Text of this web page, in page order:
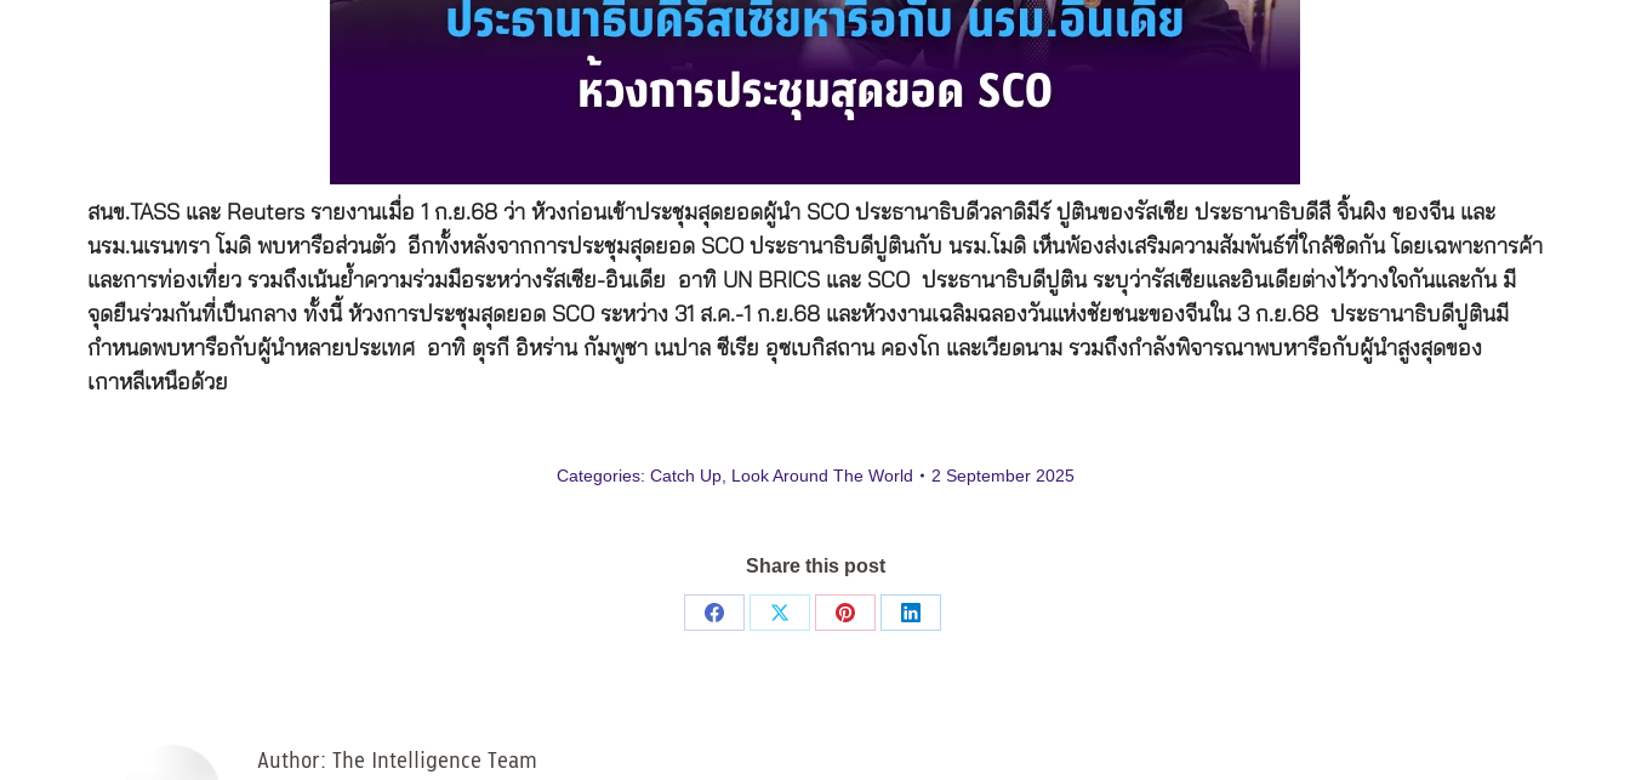
สนข.TASS และ Reuters รายงานเมื่อ 1 ก.ย.68 ว่า ห้วงก่อนเข้าประชุมสุดยอดผู้นำ SCO ประธานาธิบดีวลาดิมีร์ ปูตินของรัสเซีย ประธานาธิบดีสี จิ้นผิง ของจีน และ
นรม.นเรนทรา โมดิ พบหารือส่วนตัว อีกทั้งหลังจากการประชุมสุดยอด SCO ประธานาธิบดีปูตินกับ นรม.โมดิ เห็นพ้องส่งเสริมความสัมพันธ์ที่ใกล้ชิดกัน โดยเฉพาะการค้า
และการท่องเที่ยว รวมถึงเน้นย้ำความร่วมมือระหว่างรัสเซีย-อินเดีย อาทิ UN BRICS และ SCO ประธานาธิบดีปูติน ระบุว่ารัสเซียและอินเดียต่างไว้วางใจกันและกัน มี
จุดยืนร่วมกันที่เป็นกลาง ทั้งนี้ ห้วงการประชุมสุดยอด SCO ระหว่าง 31 ส.ค.-1 ก.ย.68 และห้วงงานเฉลิมฉลองวันแห่งชัยชนะของจีนใน 3 ก.ย.68 ประธานาธิบดีปูตินมี
กำหนดพบหารือกับผู้นำหลายประเทศ อาทิ ตุรกี อิหร่าน กัมพูชา เนปาล ซีเรีย อุซเบกิสถาน คองโก และเวียดนาม รวมถึงกำลังพิจารณาพบหารือกับผู้นำสูงสุดของ
เกาหลีเหนือด้วย
Categories: Catch Up, Look Around The World 2 September 2025
Share this post
Share
Share
Share
Share
Author: The Intelligence Team